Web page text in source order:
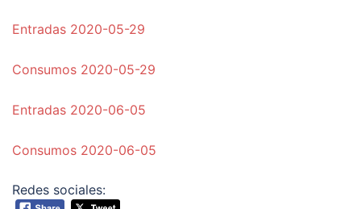
Entradas 2020-05-29
Consumos 2020-05-29
Entradas 2020-06-05
Consumos 2020-06-05
Redes sociales: